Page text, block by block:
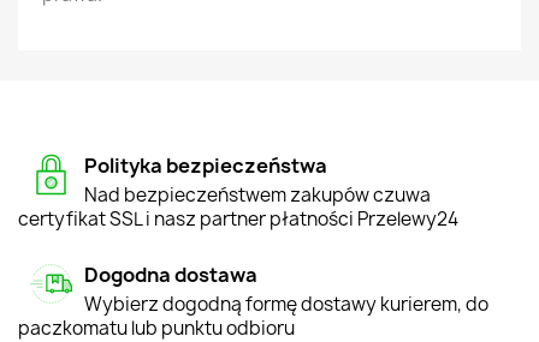
Polityka bezpieczeństwa
Nad bezpieczeństwem zakupów czuwa
certyfikat SSL i nasz partner płatności Przelewy24
Dogodna dostawa
Wybierz dogodną formę dostawy kurierem, do
paczkomatu lub punktu odbioru